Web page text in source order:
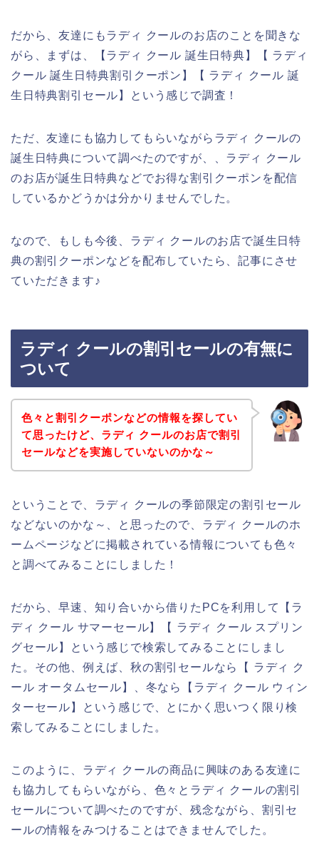
だから、友達にもラディ クールのお店のことを聞きな
がら、まずは、【ラディ クール 誕生日特典】【 ラディ
クール 誕生日特典割引クーポン】【 ラディ クール 誕
生日特典割引セール】という感じで調査！
ただ、友達にも協力してもらいながらラディ クールの
誕生日特典について調べたのですが、、ラディ クール
のお店が誕生日特典などでお得な割引クーポンを配信
しているかどうかは分かりませんでした。
なので、もしも今後、ラディ クールのお店で誕生日特
典の割引クーポンなどを配布していたら、記事にさせ
ていただきます♪
ラディ クールの割引セールの有無に
ついて
色々と割引クーポンなどの情報を探してい
て思ったけど、ラディ クールのお店で割引
セールなどを実施していないのかな～
ということで、ラディ クールの季節限定の割引セール
などないのかな～、と思ったので、ラディ クールのホ
ームページなどに掲載されている情報についても色々
と調べてみることにしました！
だから、早速、知り合いから借りたPCを利用して【ラ
ディ クール サマーセール】【 ラディ クール スプリン
グセール】という感じで検索してみることにしまし
た。その他、例えば、秋の割引セールなら【 ラディ ク
ール オータムセール】、冬なら【ラディ クール ウィン
ターセール】という感じで、とにかく思いつく限り検
索してみることにしました。
このように、ラディ クールの商品に興味のある友達に
も協力してもらいながら、色々とラディ クールの割引
セールについて調べたのですが、残念ながら、割引セ
ールの情報をみつけることはできませんでした。